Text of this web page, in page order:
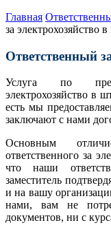
Главная
за электрохозяйство
Ответственный
Услуга по
электрохозяйство в
есть мы
заключают с нами
Основным
ответственного за
что наши
заместитель
и на вашу
нами, вам не
документов, ни с